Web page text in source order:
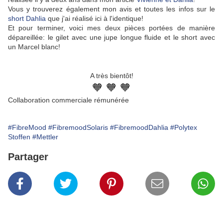
Vous y trouverez également mon avis et toutes les infos sur le
short Dahlia que j'ai réalisé ici à l'identique!
Et pour terminer, voici mes deux pièces portées de manière
dépareillée: le gilet avec une jupe longue fluide et le short avec
un Marcel blanc!
A très bientôt!
🧡 🧡 🧡
Collaboration commerciale rémunérée
#FibreMood #FibremoodSolaris #FibremoodDahlia #Polytex
Stoffen #Mettler
Partager